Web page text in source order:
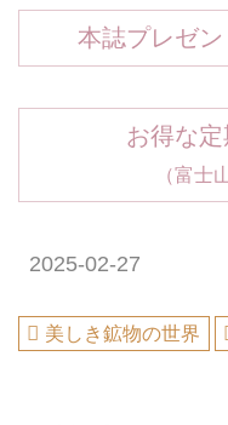
本誌プレゼ
お得な
（富士
2025-02-27
美しき鉱物の世界